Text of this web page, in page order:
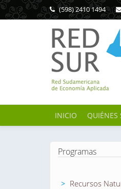
Pasar al contenido principal
(598) 2410 1494
INICIO QUIÉNES
Programas
Recursos